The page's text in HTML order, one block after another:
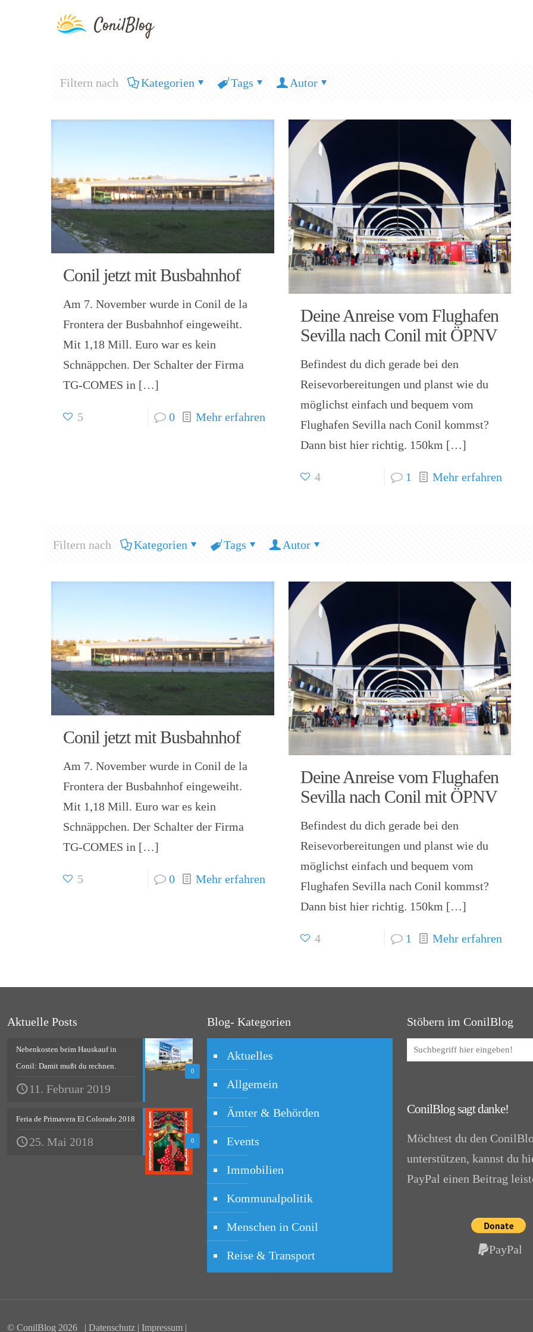
Filtern nach Kategorien Tags Autor
Conil jetzt mit Busbahnhof
Am 7. November wurde in Conil de la
Frontera der Busbahnhof eingeweiht.
Mit 1,18 Mill. Euro war es kein
Schnäppchen. Der Schalter der Firma
TG-COMES in […]
5 0 Mehr erfahren
Deine Anreise vom Flughafen
Sevilla nach Conil mit ÖPNV
Befindest du dich gerade bei den
Reisevorbereitungen und planst wie du
möglichst einfach und bequem vom
Flughafen Sevilla nach Conil kommst?
Dann bist hier richtig. 150km […]
4 1 Mehr erfahren
Filtern nach Kategorien Tags Autor
Conil jetzt mit Busbahnhof
Am 7. November wurde in Conil de la
Frontera der Busbahnhof eingeweiht.
Mit 1,18 Mill. Euro war es kein
Schnäppchen. Der Schalter der Firma
TG-COMES in […]
5 0 Mehr erfahren
Deine Anreise vom Flughafen
Sevilla nach Conil mit ÖPNV
Befindest du dich gerade bei den
Reisevorbereitungen und planst wie du
möglichst einfach und bequem vom
Flughafen Sevilla nach Conil kommst?
Dann bist hier richtig. 150km […]
4 1 Mehr erfahren
Aktuelle Posts
0
Nebenkosten beim Hauskauf in
Conil: Damit mußt du rechnen.
11. Februar 2019
0
Feria de Primavera El Colorado 2018
25. Mai 2018
Blog- Kategorien
Aktuelles
Allgemein
Ämter & Behörden
Events
Immobilien
Kommunalpolitik
Menschen in Conil
Reise & Transport
Stöbern im ConilBlog
ConilBlog sagt danke!
Möchtest du den
unterstützen, kannst du
PayPal einen Beitrag
PayPal
© ConilBlog 2026 | Datenschutz | Impressum |